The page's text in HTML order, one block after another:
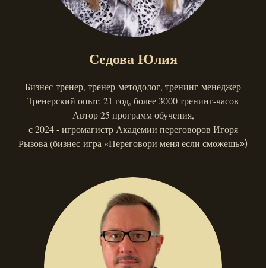
Седова Юлия
Бизнес-тренер, тренер-методолог, тренинг-менеджер
Тренерский опыт: 21 год, более 3000 тренинг-часов
Автор 25 программ обучения,
с 2024 - игромагистр Академии переговоров Игоря
Рызова (бизнес-игра «Переговори меня если сможешь»)